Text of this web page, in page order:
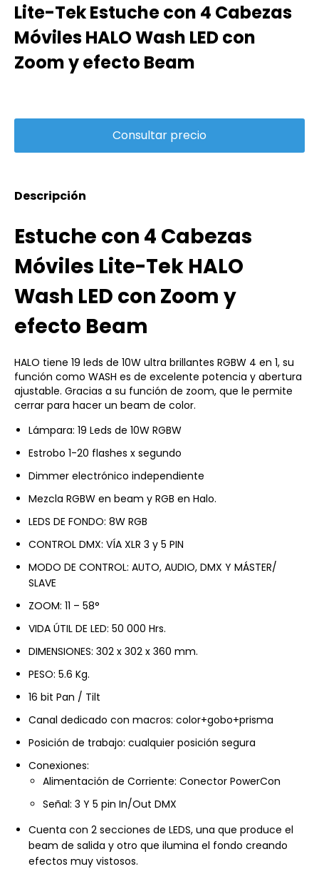
Lite-Tek Estuche con 4 Cabezas
Móviles HALO Wash LED con
Zoom y efecto Beam
Descripción
Estuche con 4 Cabezas
Móviles Lite-Tek HALO
Wash LED con Zoom y
efecto Beam
HALO tiene 19 leds de 10W ultra brillantes RGBW 4 en 1, su
función como WASH es de excelente potencia y abertura
ajustable. Gracias a su función de zoom, que le permite
cerrar para hacer un beam de color.
Lámpara: 19 Leds de 10W RGBW
Estrobo 1-20 flashes x segundo
Dimmer electrónico independiente
Mezcla RGBW en beam y RGB en Halo.
LEDS DE FONDO: 8W RGB
CONTROL DMX: VÍA XLR 3 y 5 PIN
MODO DE CONTROL: AUTO, AUDIO, DMX Y MÁSTER/
SLAVE
ZOOM: 11 – 58°
VIDA ÚTIL DE LED: 50 000 Hrs.
DIMENSIONES: 302 x 302 x 360 mm.
PESO: 5.6 Kg.
16 bit Pan / Tilt
Canal dedicado con macros: color+gobo+prisma
Posición de trabajo: cualquier posición segura
Conexiones:
Alimentación de Corriente: Conector PowerCon
Señal: 3 Y 5 pin In/Out DMX
Cuenta con 2 secciones de LEDS, una que produce el
beam de salida y otro que ilumina el fondo creando
efectos muy vistosos.